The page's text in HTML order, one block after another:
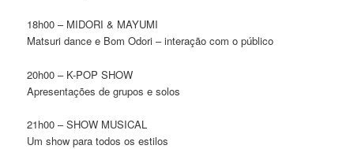
18h00 – MIDORI & MAYUMI
Matsuri dance e Bom Odori – interação com o público
20h00 – K-POP SHOW
Apresentações de grupos e solos
21h00 – SHOW MUSICAL
Um show para todos os estilos